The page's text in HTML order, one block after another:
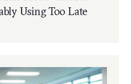
Using Too Late